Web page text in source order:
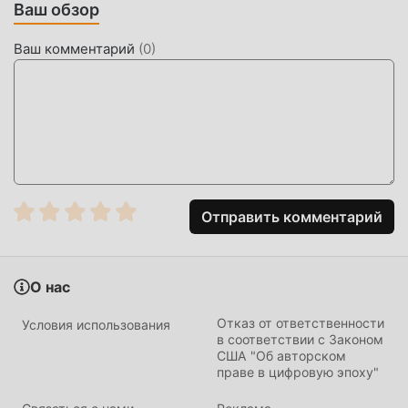
СКАЧАТЬ СЕЙЧАС
Просто нажмите кнопку загрузки, чтобы установить
приложение moddroid, вы можете напрямую загрузить
Ваш обзор
Ваш комментарий (0)
Отправить комментарий
О нас
Условия использования
Отказ от ответственности
в соответствии с Законом
США "Об авторском
праве в цифровую эпоху"